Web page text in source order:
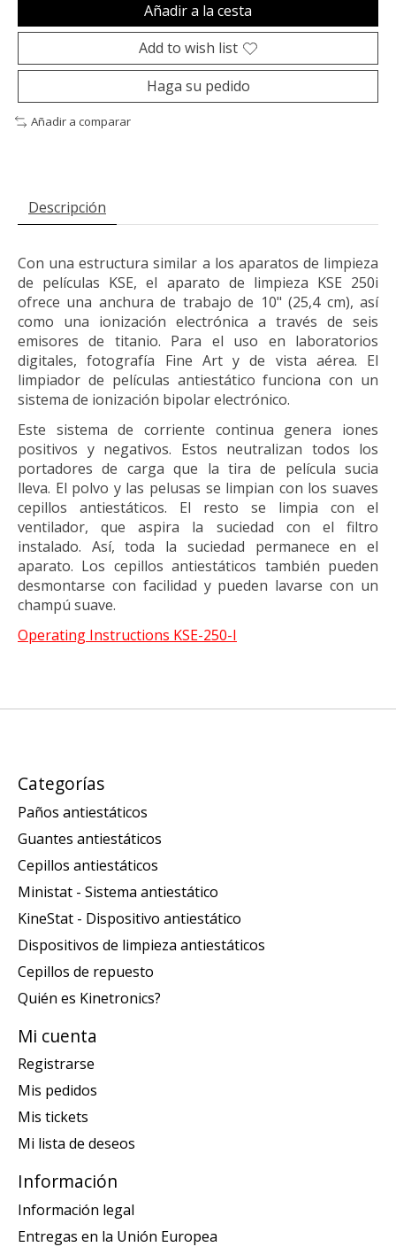
Añadir a la cesta
Add to wish list
Haga su pedido
Añadir a comparar
Descripción
Con una estructura similar a los aparatos de limpieza
de películas KSE, el aparato de limpieza KSE 250i
ofrece una anchura de trabajo de 10" (25,4 cm), así
como una ionización electrónica a través de seis
emisores de titanio. Para el uso en laboratorios
digitales, fotografía Fine Art y de vista aérea. El
limpiador de películas antiestático funciona con un
sistema de ionización bipolar electrónico.
Este sistema de corriente continua genera iones
positivos y negativos. Estos neutralizan todos los
portadores de carga que la tira de película sucia
lleva. El polvo y las pelusas se limpian con los suaves
cepillos antiestáticos. El resto se limpia con el
ventilador, que aspira la suciedad con el filtro
instalado. Así, toda la suciedad permanece en el
aparato. Los cepillos antiestáticos también pueden
desmontarse con facilidad y pueden lavarse con un
champú suave.
Operating Instructions KSE-250-I
Categorías
Paños antiestáticos
Guantes antiestáticos
Cepillos antiestáticos
Ministat - Sistema antiestático
KineStat - Dispositivo antiestático
Dispositivos de limpieza antiestáticos
Cepillos de repuesto
Quién es Kinetronics?
Mi cuenta
Registrarse
Mis pedidos
Mis tickets
Mi lista de deseos
Información
Información legal
Entregas en la Unión Europea